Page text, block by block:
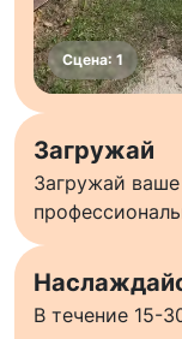
Загружай
Загружай
В течение 15-